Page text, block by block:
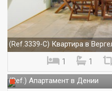
(Ref.3339-C) Квартира в
1 1
(Ref.) Апартамент в Дении